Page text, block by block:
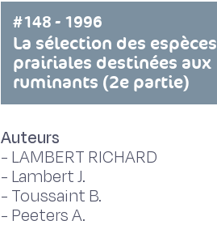
#148 - 1996
La sélection des espèces
prairiales destinées aux
ruminants (2e partie)
Auteurs
- LAMBERT RICHARD
- Lambert J.
- Toussaint B.
- Peeters A.